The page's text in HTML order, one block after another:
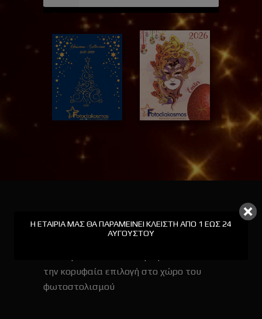
την κορυφαία επιλογή στο χώρο του
φωτοστολισμού
Η ΕΤΑΙΡΊΑ ΜΑΣ ΘΑ ΠΑΡΑΜΕΊΝΕΙ ΚΛΕΙΣΤΉ ΑΠΟ 1 ΕΩΣ 24
ΑΥΓΟΎΣΤΟΥ